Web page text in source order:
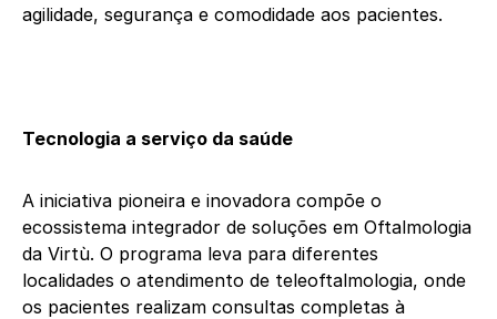
agilidade, segurança e comodidade aos pacientes.
Tecnologia a serviço da saúde
A iniciativa pioneira e inovadora compõe o
ecossistema integrador de soluções em Oftalmologia
da Virtù. O programa leva para diferentes
localidades o atendimento de teleoftalmologia, onde
os pacientes realizam consultas completas à